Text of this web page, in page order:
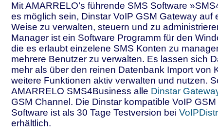
Mit AMARRELO’s führende SMS Software
es möglich sein, Dinstar VoIP GSM Gateway auf
Weise zu verwalten, steuern und zu
Manager ist ein Software Programm für den
die es erlaubt einzelene SMS Konten zu
mehrere Benutzer zu verwalten. Es lassen sich
mehr als über den reinen Datenbank Import von
weitere Funktionen aktiv verwalten und nutzen.
AMARRELO SMS4Business alle Dinstar
GSM Channel. Die Dinstar kompatible VoIP
Software ist als 30 Tage Testversion bei
erhältlich.